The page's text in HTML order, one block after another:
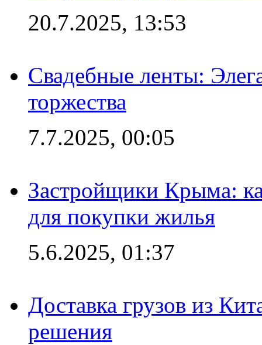
20.7.2025, 13:53
Свадебные ленты:
торжества
7.7.2025, 00:05
Застройщики Крыма:
для покупки жилья
5.6.2025, 01:37
Доставка грузов из
решения